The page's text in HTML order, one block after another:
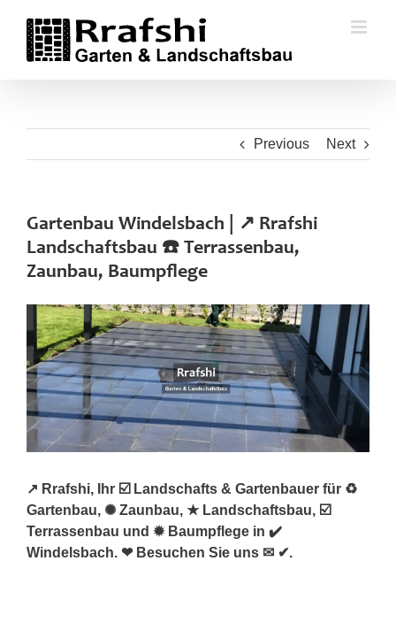
content
Previous Next
Gartenbau Windelsbach | ↗️ Rrafshi
Landschaftsbau ☎️ Terrassenbau,
Zaunbau, Baumpflege
↗️ Rrafshi, Ihr ☑️ Landschafts & Gartenbauer für ♻
Gartenbau, ✺ Zaunbau, ★ Landschaftsbau, ☑️
Terrassenbau und ✹ Baumpflege in ✔️
Windelsbach. ❤ Besuchen Sie uns ✉ ✔.